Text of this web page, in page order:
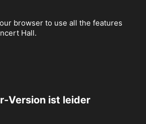
browser to use all the features
Hall.
Version ist leider